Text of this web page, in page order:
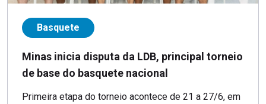
Basquete
Minas inicia disputa da LDB, principal torneio
de base do basquete nacional
Primeira etapa do torneio acontece de 21 a 27/6, em